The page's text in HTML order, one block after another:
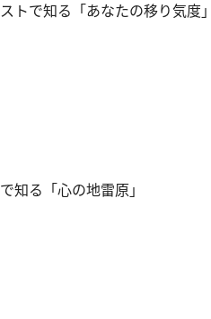
トで知る「あなたの移り気度」
知る「心の地雷原」